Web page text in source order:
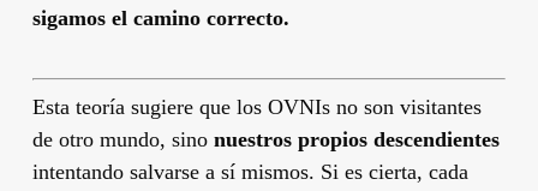
sigamos el camino correcto.
Esta teoría sugiere que los OVNIs no son visitantes
de otro mundo, sino nuestros propios descendientes
intentando salvarse a sí mismos. Si es cierta, cada